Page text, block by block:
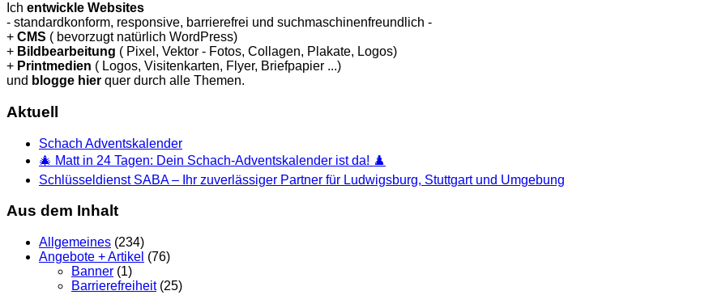
Ich entwickle Websites
- standardkonform, responsive, barrierefrei und suchmaschinenfreundlich -
+ CMS ( bevorzugt natürlich WordPress)
+ Bildbearbeitung ( Pixel, Vektor - Fotos, Collagen, Plakate, Logos)
+ Printmedien ( Logos, Visitenkarten, Flyer, Briefpapier ...)
und blogge hier quer durch alle Themen.
Aktuell
Schach Adventskalender
🎄 Matt in 24 Tagen: Dein Schach-Adventskalender ist da! ♟️
Schlüsseldienst SABA – Ihr zuverlässiger Partner für Ludwigsburg, Stuttgart und Umgebung
Aus dem Inhalt
Allgemeines (234)
Angebote + Artikel (76)
Banner (1)
Barrierefreiheit(25)